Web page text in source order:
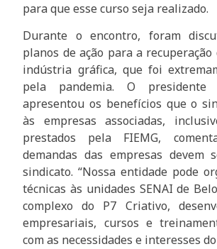
para que esse curso seja realizado.
Durante o encontro, foram
planos de ação para a recuperação
indústria gráfica, que foi
pela pandemia. O presidente
apresentou os benefícios que o
às empresas associadas,
prestados pela FIEMG,
demandas das empresas devem
sindicato. “Nossa entidade pode
técnicas às unidades SENAI de
complexo do P7 Criativo,
empresariais, cursos e
com as necessidades e interesses